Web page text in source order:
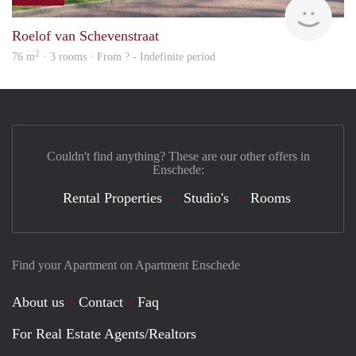
Roelof van Schevenstraat
76 m2 · 3 rooms · From ? - Indefinite period
Find your Apartment on Apartment Enschede
About us Contact
Faq
For Real Estate Agents/Realtors
Couldn't find anything? These are our other offers in
Enschede:
Rental Properties Studio's Rooms